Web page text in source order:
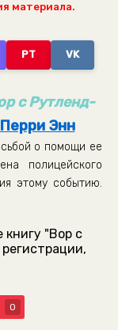
материала.
PT VK
с Рутленд-
Перри Энн
о помощи ее
полицейского
этому событию.
книгу "Вор с
0